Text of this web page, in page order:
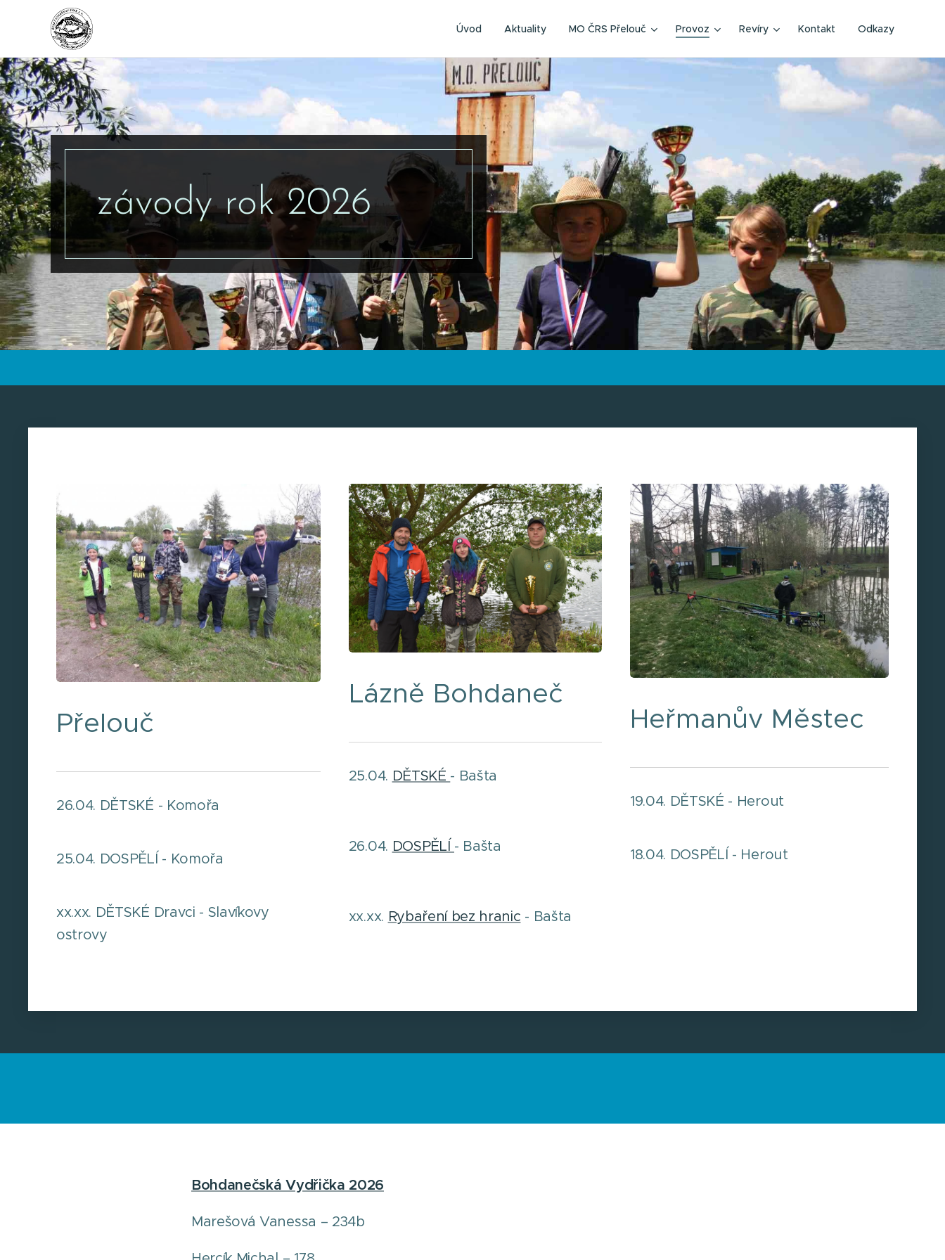
Úvod Aktuality MO ČRS Přelouč Provoz Revíry Kontakt Odkazy
závody rok 2026
Přelouč
26.04. DĚTSKÉ - Komořa
25.04. DOSPĚLÍ - Komořa
xx.xx. DĚTSKÉ Dravci - Slavíkovy
ostrovy
Lázně Bohdaneč
25.04. DĚTSKÉ - Bašta
26.04. DOSPĚLÍ - Bašta
xx.xx. Rybaření bez hranic - Bašta
Heřmanův Městec
19.04. DĚTSKÉ - Herout
18.04. DOSPĚLÍ - Herout
Bohdanečská Vydřička 2026
Marešová Vanessa – 234b